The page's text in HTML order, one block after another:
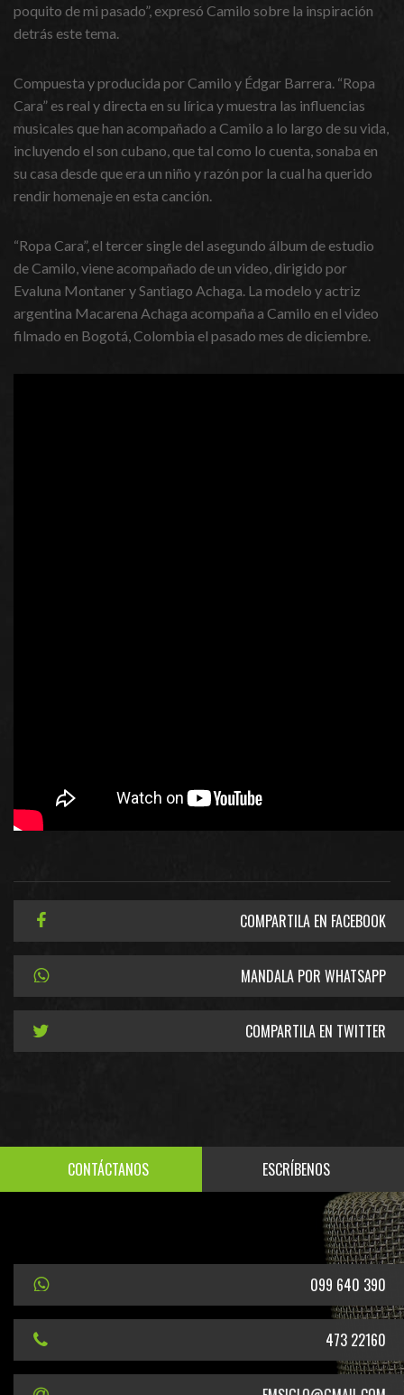
poquito de mi pasado”, expresó Camilo sobre la inspiración
detrás este tema.
Compuesta y producida por Camilo y Édgar Barrera. “Ropa
Cara” es real y directa en su lírica y muestra las influencias
musicales que han acompañado a Camilo a lo largo de su vida,
incluyendo el son cubano, que tal como lo cuenta, sonaba en
su casa desde que era un niño y razón por la cual ha querido
rendir homenaje en esta canción.
“Ropa Cara”, el tercer single del asegundo álbum de estudio
de Camilo, viene acompañado de un video, dirigido por
Evaluna Montaner y Santiago Achaga. La modelo y actriz
argentina Macarena Achaga acompaña a Camilo en el video
filmado en Bogotá, Colombia el pasado mes de diciembre.
COMPARTILA EN FACEBOOK
MANDALA POR WHATSAPP
COMPARTILA EN TWITTER
CONTÁCTANOS ESCRÍBENOS
099 640 390
473 22160